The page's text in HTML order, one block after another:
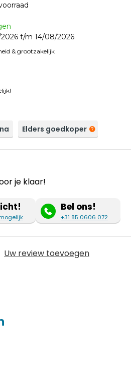
t/m 14/08/2026
& grootzakelijk
Elders goedkoper
je klaar!
Bel ons!
+31 85 0606 072
Uw review toevoegen